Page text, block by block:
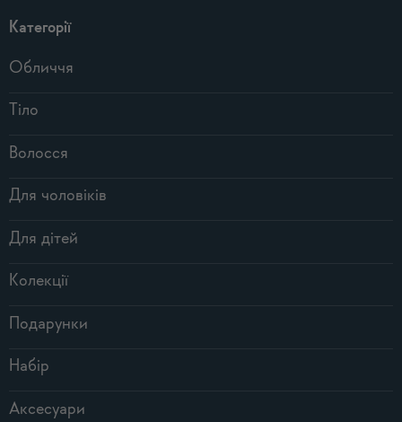
Категорії
Обличчя
Тіло
Волосся
Для чоловіків
Для дітей
Колекції
Подарунки
Набір
Аксесуари